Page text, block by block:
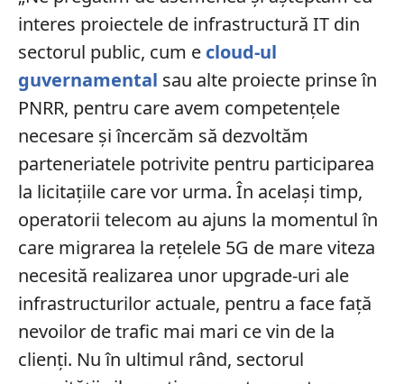
interes proiectele de infrastructură IT din
sectorul public, cum e cloud-ul
guvernamental sau alte proiecte prinse în
PNRR, pentru care avem competențele
necesare și încercăm să dezvoltăm
parteneriatele potrivite pentru participarea
la licitațiile care vor urma. În același timp,
operatorii telecom au ajuns la momentul în
care migrarea la rețelele 5G de mare viteza
necesită realizarea unor upgrade-uri ale
infrastructurilor actuale, pentru a face față
nevoilor de trafic mai mari ce vin de la
clienți. Nu în ultimul rând, sectorul